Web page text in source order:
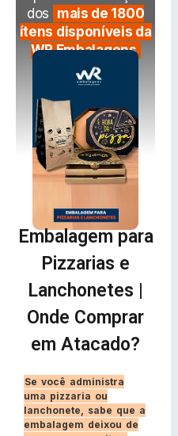
dos mais de 1800
ítens disponíveis da
WR Embalagens
Embalagem para
Pizzarias e
Lanchonetes |
Onde Comprar
em Atacado?
Se você administra
uma pizzaria ou
lanchonete, sabe que a
embalagem deixou de